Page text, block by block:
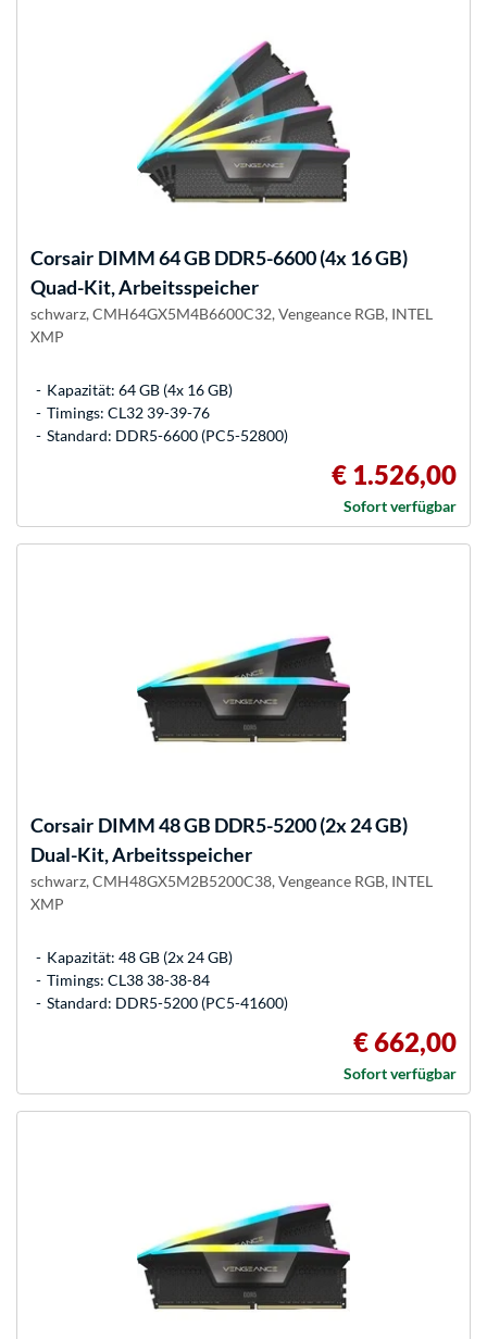
Corsair DIMM 64 GB DDR5-6600 (4x 16 GB)
Quad-Kit, Arbeitsspeicher
schwarz, CMH64GX5M4B6600C32, Vengeance RGB, INTEL
XMP
Kapazität: 64 GB (4x 16 GB)
Timings: CL32 39-39-76
Standard: DDR5-6600 (PC5-52800)
€ 1.526,00
Sofort verfügbar
Corsair DIMM 48 GB DDR5-5200 (2x 24 GB)
Dual-Kit, Arbeitsspeicher
schwarz, CMH48GX5M2B5200C38, Vengeance RGB, INTEL
XMP
Kapazität: 48 GB (2x 24 GB)
Timings: CL38 38-38-84
Standard: DDR5-5200 (PC5-41600)
€ 662,00
Sofort verfügbar